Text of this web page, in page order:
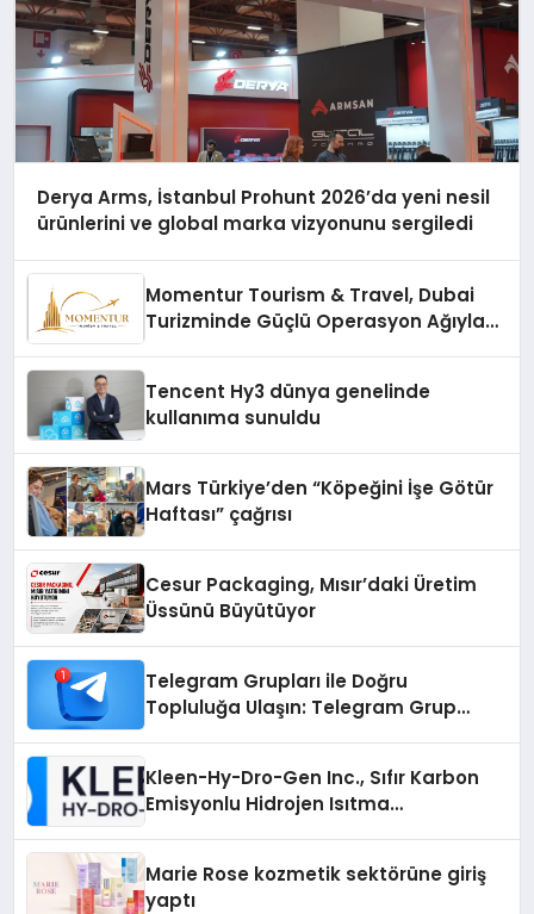
Derya Arms, İstanbul Prohunt 2026’da yeni nesil
ürünlerini ve global marka vizyonunu sergiledi
Momentur Tourism & Travel, Dubai
Turizminde Güçlü Operasyon Ağıyla
Tencent Hy3 dünya genelinde
kullanıma sunuldu
Mars Türkiye’den “Köpeğini İşe Götür
Haftası” çağrısı
Cesur Packaging, Mısır’daki Üretim
Üssünü Büyütüyor
Telegram Grupları ile Doğru
Topluluğa Ulaşın: Telegram Grup
Kleen-Hy-Dro-Gen Inc., Sıfır Karbon
Emisyonlu Hidrojen Isıtma
Marie Rose kozmetik sektörüne giriş
yaptı